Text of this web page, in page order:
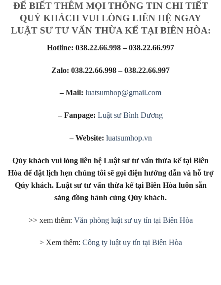
ĐỂ BIẾT THÊM MỌI THÔNG TIN CHI TIẾT
QUÝ KHÁCH VUI LÒNG LIÊN HỆ NGAY
LUẬT SƯ TƯ VẤN THỪA KẾ TẠI BIÊN HÒA:
Hotline: 038.22.66.998 – 038.22.66.997
Zalo: 038.22.66.998 – 038.22.66.997
– Mail: luatsumhop@gmail.com
– Fanpage: Luật sư Bình Dương
– Website: luatsumhop.vn
Qúy khách vui lòng liên hệ Luật sư tư vấn thừa kế tại Biên
Hòa để đặt lịch hẹn chúng tôi sẽ gọi điện hướng dẫn và hỗ trợ
Qúy khách. Luật sư tư vấn thừa kế tại Biên Hòa luôn sẵn
sàng đồng hành cùng Qúy khách.
>> xem thêm: Văn phòng luật sư uy tín tại Biên Hòa
> Xem thêm: Công ty luật uy tín tại Biên Hòa